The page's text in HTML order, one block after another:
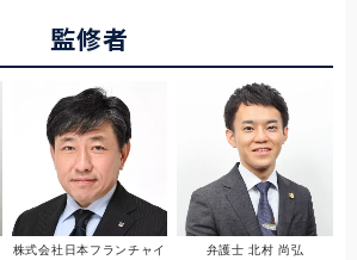
監修者
株式会社日本フランチャイ
弁護士 北村 尚弘